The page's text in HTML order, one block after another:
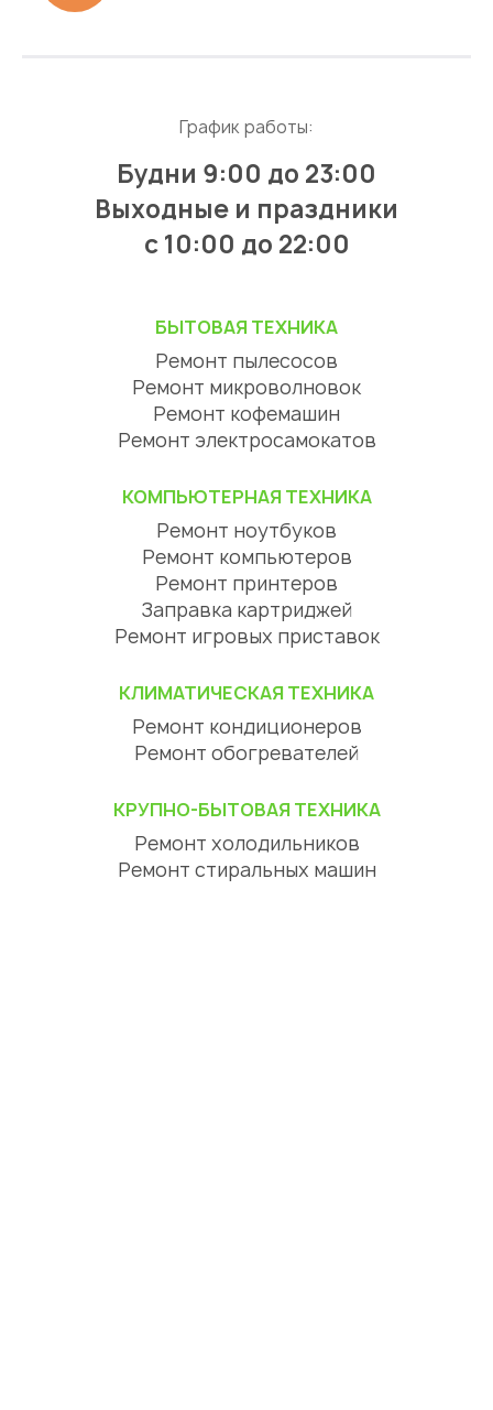
График работы:
Будни 9:00 до 23:00
Выходные и праздники
с 10:00 до 22:00
БЫТОВАЯ ТЕХНИКА
Ремонт пылесосов
Ремонт микроволновок
Ремонт кофемашин
Ремонт электросамокатов
КОМПЬЮТЕРНАЯ ТЕХНИКА
Ремонт ноутбуков
Ремонт компьютеров
Ремонт принтеров
Заправка картриджей
Ремонт игровых приставок
КЛИМАТИЧЕСКАЯ ТЕХНИКА
Ремонт кондиционеров
Ремонт обогревателей
КРУПНО-БЫТОВАЯ ТЕХНИКА
Ремонт холодильников
Ремонт стиральных машин